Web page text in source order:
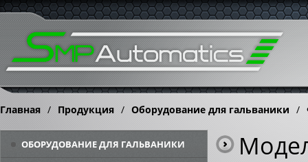
Главная / Продукция / Оборудование для гальваники /
ОБОРУДОВАНИЕ ДЛЯ ГАЛЬВАНИКИ